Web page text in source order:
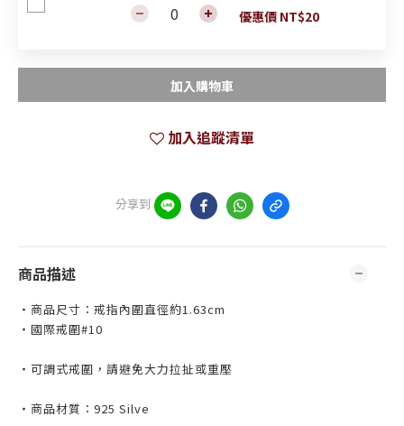
優惠價 NT$20
加入購物車
加入追蹤清單
分享到
商品描述
・商品尺寸：戒指內圍直徑約1.63cm
・國際戒圍#10
・可調式戒圍，請避免大力拉扯或重壓
・商品材質：925 Silve